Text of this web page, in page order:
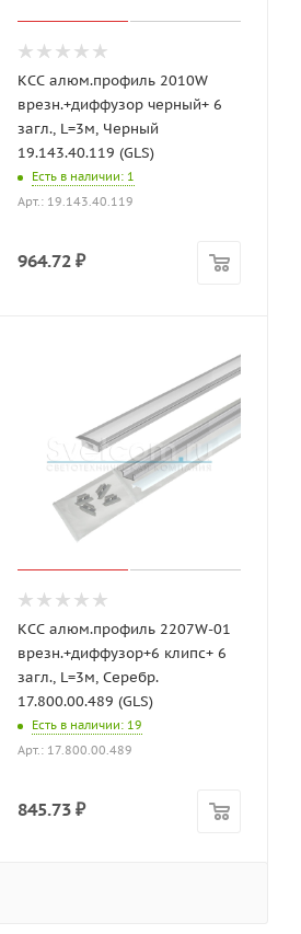
КСС алюм.профиль 2010W
врезн.+диффузор черный+ 6
загл., L=3м, Черный
19.143.40.119 (GLS)
Есть в наличии: 1
Арт.: 19.143.40.119
964.72 ₽
КСС алюм.профиль 2207W-01
врезн.+диффузор+6 клипс+ 6
загл., L=3м, Серебр.
17.800.00.489 (GLS)
Есть в наличии: 19
Арт.: 17.800.00.489
845.73 ₽